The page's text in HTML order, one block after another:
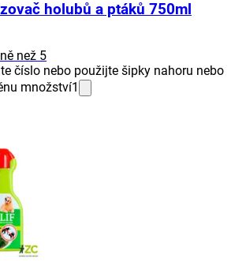
holubů a ptáků 750ml
než 5
číslo nebo použijte šipky nahoru nebo
množství1